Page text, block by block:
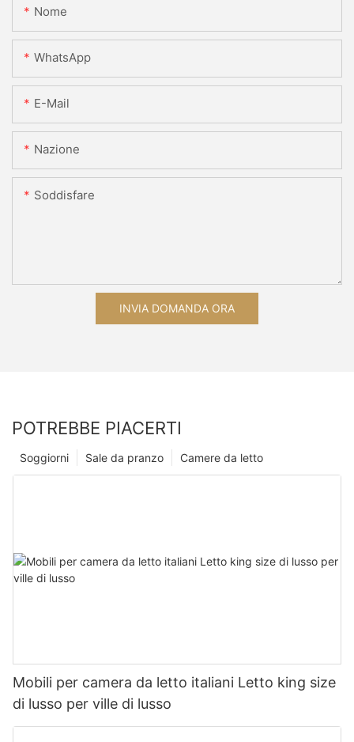
Nome
WhatsApp
E-Mail
Nazione
Soddisfare
INVIA DOMANDA ORA
POTREBBE PIACERTI
Camere da letto
Sale da pranzo
Soggiorni
Mobili per camera da letto italiani Letto king size
di lusso per ville di lusso